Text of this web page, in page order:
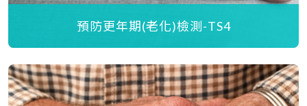
預防更年期(老化)檢測-TS4